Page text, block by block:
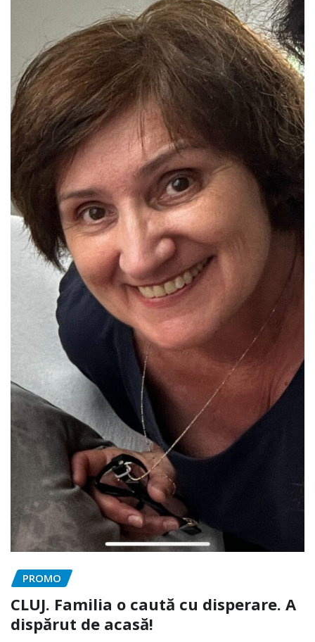
PROMO
CLUJ. Familia o caută cu disperare. A
dispărut de acasă!